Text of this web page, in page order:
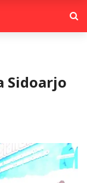
Sidoarjo